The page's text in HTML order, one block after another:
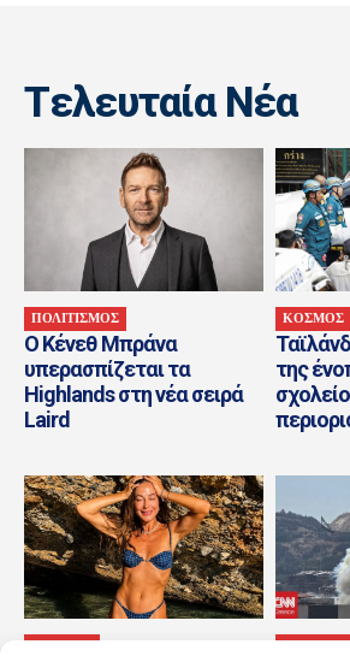
Tελευταία Nέα
ΠΟΛΙΤΙΣΜΟΣ
Ο Κένεθ Μπράνα
υπερασπίζεται τα
Highlands στη νέα σειρά
Laird
ΚΟΣΜΟΣ
της
ΚΟΣΜΟΣ ΚΟΣΜΟΣ